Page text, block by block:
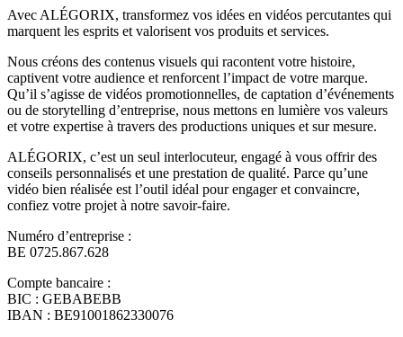
Avec ALÉGORIX, transformez vos idées en vidéos percutantes qui
marquent les esprits et valorisent vos produits et services.
Nous créons des contenus visuels qui racontent votre histoire,
captivent votre audience et renforcent l’impact de votre marque.
Qu’il s’agisse de vidéos promotionnelles, de captation d’événements
ou de storytelling d’entreprise, nous mettons en lumière vos valeurs
et votre expertise à travers des productions uniques et sur mesure.
ALÉGORIX, c’est un seul interlocuteur, engagé à vous offrir des
conseils personnalisés et une prestation de qualité. Parce qu’une
vidéo bien réalisée est l’outil idéal pour engager et convaincre,
confiez votre projet à notre savoir-faire.
Numéro d’entreprise :
BE 0725.867.628
Compte bancaire :
BIC : GEBABEBB
IBAN : BE91001862330076